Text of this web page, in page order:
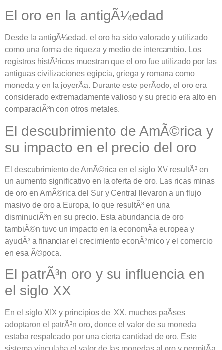
El oro en la antigÃ¼edad
Desde la antigÃ¼edad, el oro ha sido valorado y utilizado
como una forma de riqueza y medio de intercambio. Los
registros histÃ³ricos muestran que el oro fue utilizado por las
antiguas civilizaciones egipcia, griega y romana como
moneda y en la joyerÃ­a. Durante este perÃ­odo, el oro era
considerado extremadamente valioso y su precio era alto en
comparaciÃ³n con otros metales.
El descubrimiento de AmÃ©rica y
su impacto en el precio del oro
El descubrimiento de AmÃ©rica en el siglo XV resultÃ³ en
un aumento significativo en la oferta de oro. Las ricas minas
de oro en AmÃ©rica del Sur y Central llevaron a un flujo
masivo de oro a Europa, lo que resultÃ³ en una
disminuciÃ³n en su precio. Esta abundancia de oro
tambiÃ©n tuvo un impacto en la economÃ­a europea y
ayudÃ³ a financiar el crecimiento econÃ³mico y el comercio
en esa Ã©poca.
El patrÃ³n oro y su influencia en
el siglo XX
En el siglo XIX y principios del XX, muchos paÃ­ses
adoptaron el patrÃ³n oro, donde el valor de su moneda
estaba respaldado por una cierta cantidad de oro. Este